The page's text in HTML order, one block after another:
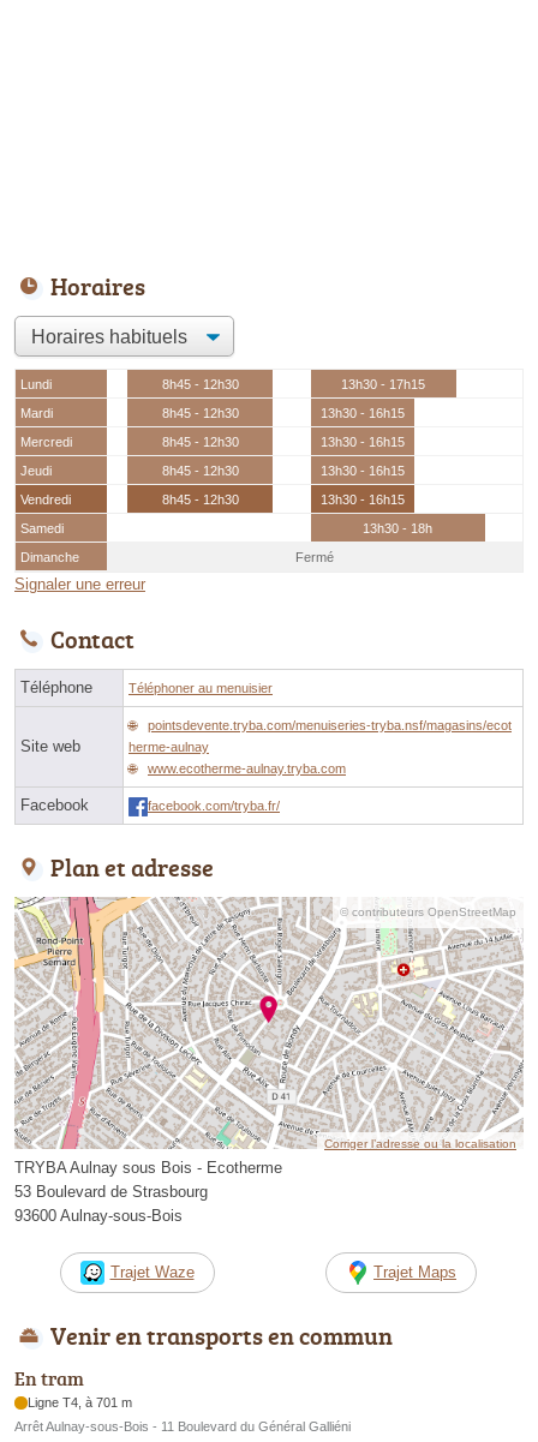
Horaires
Lundi 8h45 - 12h30
13h30 - 17h15
Mardi
8h45 - 12h30
13h30 - 16h15
Mercredi
8h45 - 12h30
13h30 - 16h15
Jeudi
8h45 - 12h30
13h30 - 16h15
Vendredi
8h45 - 12h30
13h30 - 16h15
Samedi
13h30 - 18h
Dimanche
Fermé
Signaler une erreur
Contact
Téléphone Téléphoner au menuisier
Site web
pointsdevente.tryba.com/menuiseries-tryba.nsf/magasins/ecot
herme-aulnay
www.ecotherme-aulnay.tryba.com
Facebook facebook.com/tryba.fr/
Plan et adresse
© contributeurs OpenStreetMap
Corriger l’adresse ou la localisation
TRYBA Aulnay sous Bois - Ecotherme
53 Boulevard de Strasbourg
93600 Aulnay-sous-Bois
Trajet Waze Trajet Maps
Venir en transports en commun
En tram
Ligne T4, à 701 m
Arrêt Aulnay-sous-Bois - 11 Boulevard du Général Galliéni